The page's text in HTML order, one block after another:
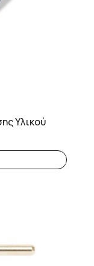
Υλικού